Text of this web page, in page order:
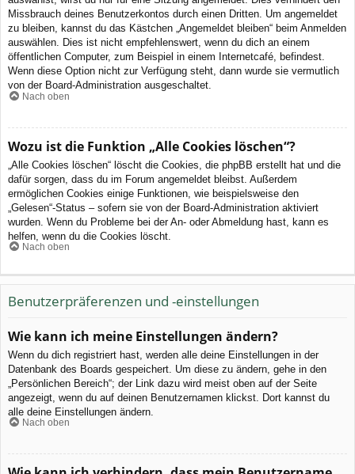
Missbrauch deines Benutzerkontos durch einen Dritten. Um angemeldet
zu bleiben, kannst du das Kästchen „Angemeldet bleiben“ beim Anmelden
auswählen. Dies ist nicht empfehlenswert, wenn du dich an einem
öffentlichen Computer, zum Beispiel in einem Internetcafé, befindest.
Wenn diese Option nicht zur Verfügung steht, dann wurde sie vermutlich
von der Board-Administration ausgeschaltet.
Nach oben
Wozu ist die Funktion „Alle Cookies löschen“?
„Alle Cookies löschen“ löscht die Cookies, die phpBB erstellt hat und die
dafür sorgen, dass du im Forum angemeldet bleibst. Außerdem
ermöglichen Cookies einige Funktionen, wie beispielsweise den
„Gelesen“-Status – sofern sie von der Board-Administration aktiviert
wurden. Wenn du Probleme bei der An- oder Abmeldung hast, kann es
helfen, wenn du die Cookies löscht.
Nach oben
Benutzerpräferenzen und -einstellungen
Wie kann ich meine Einstellungen ändern?
Wenn du dich registriert hast, werden alle deine Einstellungen in der
Datenbank des Boards gespeichert. Um diese zu ändern, gehe in den
„Persönlichen Bereich“; der Link dazu wird meist oben auf der Seite
angezeigt, wenn du auf deinen Benutzernamen klickst. Dort kannst du
alle deine Einstellungen ändern.
Nach oben